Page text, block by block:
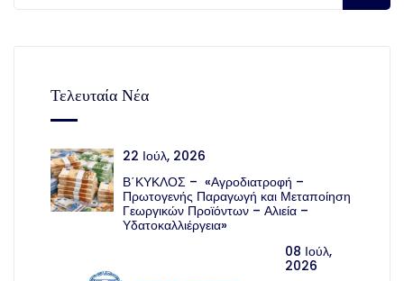
Τελευταία Νέα
22 Ιούλ, 2026
Β΄ΚΥΚΛΟΣ – «Αγροδιατροφή –
Πρωτογενής Παραγωγή και Μεταποίηση
Γεωργικών Προϊόντων – Αλιεία –
Υδατοκαλλιέργεια»
08 Ιούλ,
2026